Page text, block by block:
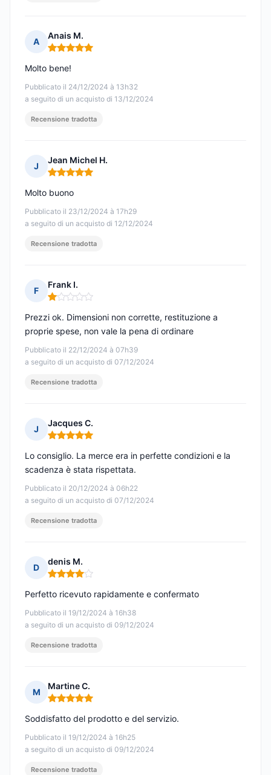
A
Anais M.
Nota: 5 su 5
Pubblicato il 24/12/2024 à 13h32
a seguito di un acquisto di 13/12/2024
Molto bene!
Recensione tradotta
J
Jean Michel H.
Nota: 5 su 5
Pubblicato il 23/12/2024 à 17h29
a seguito di un acquisto di 12/12/2024
Molto buono
Recensione tradotta
F
Frank I.
Nota: 1 su 5
Pubblicato il 22/12/2024 à 07h39
a seguito di un acquisto di 07/12/2024
Prezzi ok. Dimensioni non corrette, restituzione a
proprie spese, non vale la pena di ordinare
Recensione tradotta
J
Jacques C.
Nota: 5 su 5
Pubblicato il 20/12/2024 à 06h22
a seguito di un acquisto di 07/12/2024
Lo consiglio. La merce era in perfette condizioni e la
scadenza è stata rispettata.
Recensione tradotta
D
denis M.
Nota: 4 su 5
Pubblicato il 19/12/2024 à 16h38
a seguito di un acquisto di 09/12/2024
Perfetto ricevuto rapidamente e confermato
Recensione tradotta
M
Martine C.
Nota: 5 su 5
Pubblicato il 19/12/2024 à 16h25
a seguito di un acquisto di 09/12/2024
Soddisfatto del prodotto e del servizio.
Recensione tradotta